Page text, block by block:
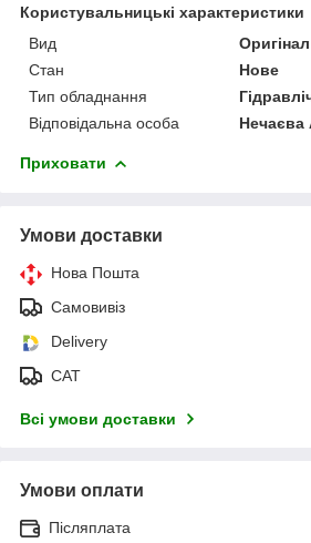
Користувальницькі характеристики
Вид
Оригінал
Стан
Нове
Тип обладнання
Відповідальна особа
Нечаєва
Приховати
Умови доставки
Нова Пошта
Самовивіз
Delivery
САТ
Всі умови доставки
Умови оплати
Післяплата